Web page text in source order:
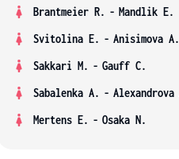
Brantmeier R. - Mandlik E.
Svitolina E. - Anisimova A.
Sakkari M. - Gauff C.
Sabalenka A. -
Mertens E. - Osaka N.